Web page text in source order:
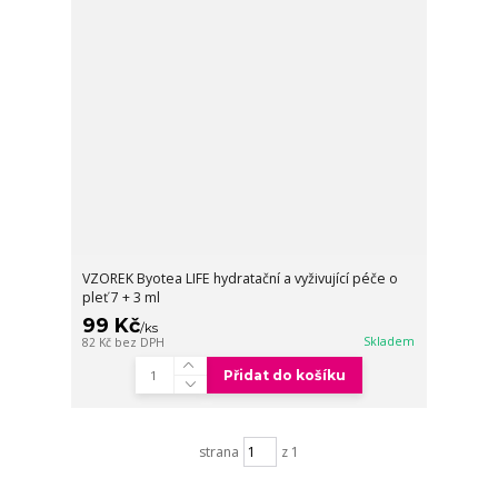
VZOREK Byotea LIFE hydratační a vyživující péče o
pleť 7 + 3 ml
99 Kč/ks
82 Kč bez DPH Skladem
Přidat do košíku
strana z 1